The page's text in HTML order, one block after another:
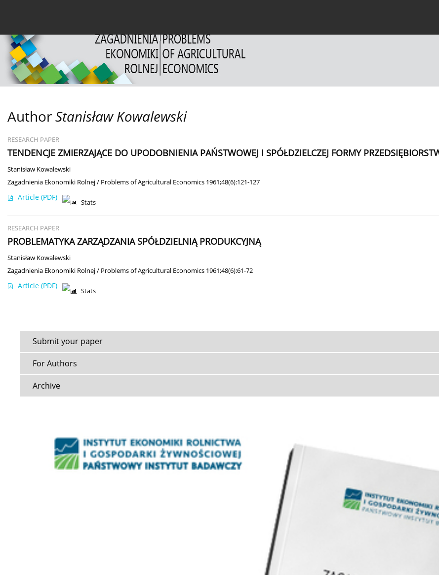
AuthorStanisław Kowalewski
RESEARCH PAPER
TENDENCJE ZMIERZAJĄCE DO UPODOBNIENIA PAŃSTWOWEJ I SPÓŁDZIELCZEJ FORMY
Stanisław Kowalewski
Zagadnienia Ekonomiki Rolnej / Problems of Agricultural Economics 1961;48(6):121-127
Article (PDF)
Stats
RESEARCH PAPER
PROBLEMATYKA ZARZĄDZANIA SPÓŁDZIELNIĄ PRODUKCYJNĄ
Stanisław Kowalewski
Zagadnienia Ekonomiki Rolnej / Problems of Agricultural Economics 1961;48(6):61-72
Article (PDF)
Stats
Submit your paper
For Authors
Archive